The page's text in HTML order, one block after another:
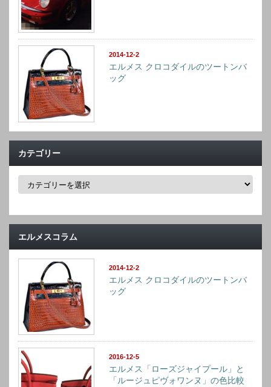
2014-12-2
エルメス クロコダイルのツートンバ
ッグ
カテゴリー
カ
ー
エルメスコラム
2014-12-2
エルメス クロコダイルのツートンバ
ッグ
2016-12-5
エルメス「ローズジャイプール」と
「ルージュピヴォワンヌ」の色比較